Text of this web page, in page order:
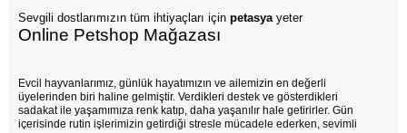
Sevgili dostlarımızın tüm ihtiyaçları için petasya yeter
Online Petshop Mağazası
Evcil hayvanlarımız, günlük hayatımızın ve ailemizin en değerli
üyelerinden biri haline gelmiştir. Verdikleri destek ve gösterdikleri
sadakat ile yaşamımıza renk katıp, daha yaşanılır hale getirirler. Gün
içerisinde rutin işlerimizin getirdiği stresle mücadele ederken, sevimli